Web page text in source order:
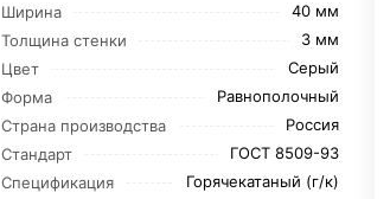
Ширина
40 мм
Толщина стенки
3 мм
Цвет
Серый
Форма
Равнополочный
Страна производства
Россия
Стандарт
ГОСТ 8509-93
Спецификация
Горячекатаный (г/к)